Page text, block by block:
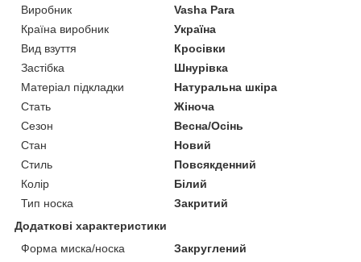
Виробник
Vasha Para
Країна виробник
Україна
Вид взуття
Кросівки
Застібка
Шнурівка
Матеріал підкладки
Натуральна шкіра
Стать
Жіноча
Сезон
Весна/Осінь
Стан
Новий
Стиль
Повсякденний
Колір
Білий
Тип носка
Закритий
Додаткові характеристики
Форма миска/носка
Закруглений